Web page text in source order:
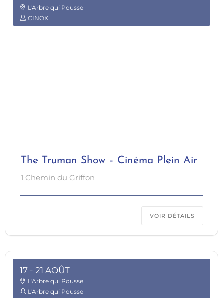
L'Arbre qui Pousse
CINOX
The Truman Show – Cinéma Plein Air
1 Chemin du Griffon
VOIR DÉTAILS
17 - 21 AOÛT
L'Arbre qui Pousse
L'Arbre qui Pousse